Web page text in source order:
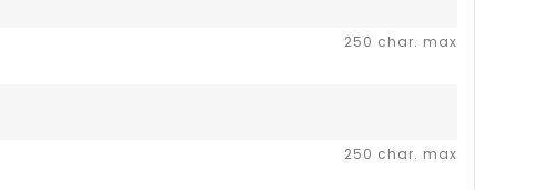
250 char. max
250 char. max